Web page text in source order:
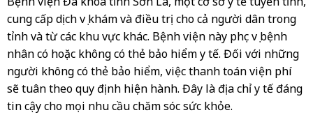
cung cấp dịch vụ khám và điều trị cho cả người dân trong
tỉnh và từ các khu vực khác. Bệnh viện này phục vụ bệnh
nhân có hoặc không có thẻ bảo hiểm y tế. Đối với những
người không có thẻ bảo hiểm, việc thanh toán viện phí
sẽ tuân theo quy định hiện hành. Đây là địa chỉ y tế đáng
tin cậy cho mọi nhu cầu chăm sóc sức khỏe.